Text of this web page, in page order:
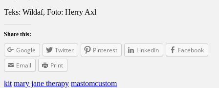
Teks: Wildaf, Foto: Herry Axl
Share this:
Google Twitter Pinterest LinkedIn
Facebook
Email
Print
kit mary jane therapy mastomcustom